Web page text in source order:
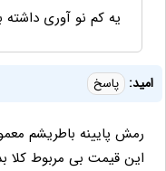
یه کم نو آوری
امید: پاسخ
رمش پایینه باطریشم
این قیمت بی مربوط کلا